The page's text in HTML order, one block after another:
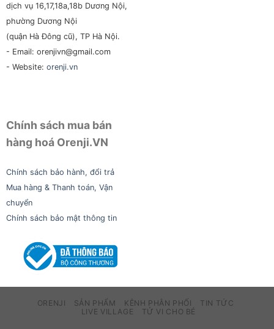
dịch vụ 16,17,18a,18b Dương Nội,
phường Dương Nội
(quận Hà Đông cũ), TP Hà Nội.
- Email: orenjivn@gmail.com
- Website: orenji.vn
Chính sách mua bán
hàng hoá Orenji.VN
Chính sách bảo hành, đổi trả
Mua hàng & Thanh toán, Vận
chuyển
Chính sách bảo mật thông tin
ORENJI SẢN PHẨM KÊNH PHÂN PHỐI
TIN TỨC
LIVE VILLAGE
TỬ VI CHO BÉ